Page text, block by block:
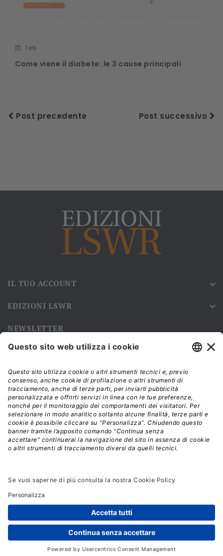
feb
Come viene il diabete: le 3 cause principali
Post precedente Post successivo
IL TUO ACCOUNT 
EDIZIONI LSWR 
NEWSLETTER
Iscriviti alla nostra newsletter e rimani sempre aggiornato sulle
Modalità di acquisto e tempi di spedizione
Diritto di recesso
Privacy policy
Termini e condizioni d'uso
© 2026 - La Tribuna S.r.l. | P.IVA 01702840180 | C.F.
01107460337
Responsabile della Protezione dei Dati: dpo@lswr.it
Viale Enrico Forlanini, 21 - 20134 Milano (MI)
ordinilswr@lswr.it - 02.88184.270